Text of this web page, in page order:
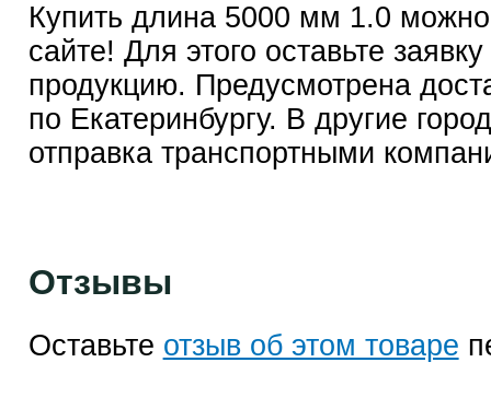
Купить длина 5000 мм 1.0
сайте! Для этого оставьте
продукцию. Предусмотрена
по Екатеринбургу. В другие
отправка транспортными
Отзывы
Оставьте отзыв об этом товаре